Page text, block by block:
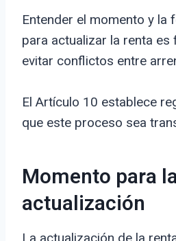
Entender el momento y la
para actualizar la renta es
evitar conflictos entre
El Artículo 10 establece
que este proceso sea
Momento para
actualización